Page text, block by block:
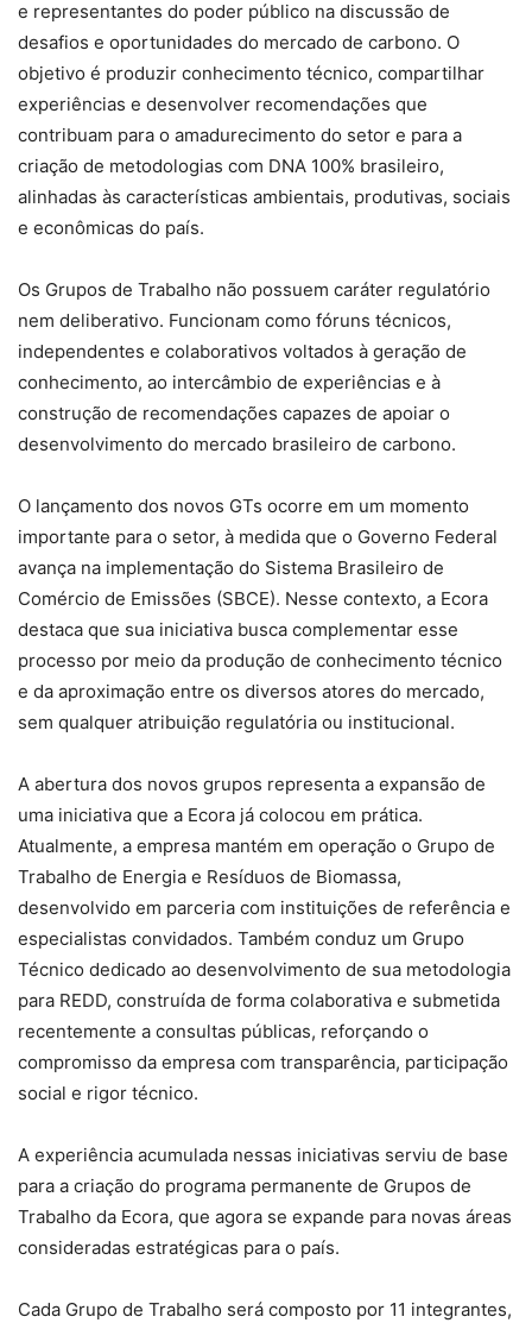
e representantes do poder público na discussão de
desafios e oportunidades do mercado de carbono. O
objetivo é produzir conhecimento técnico, compartilhar
experiências e desenvolver recomendações que
contribuam para o amadurecimento do setor e para a
criação de metodologias com DNA 100% brasileiro,
alinhadas às características ambientais, produtivas, sociais
e econômicas do país.
Os Grupos de Trabalho não possuem caráter regulatório
nem deliberativo. Funcionam como fóruns técnicos,
independentes e colaborativos voltados à geração de
conhecimento, ao intercâmbio de experiências e à
construção de recomendações capazes de apoiar o
desenvolvimento do mercado brasileiro de carbono.
O lançamento dos novos GTs ocorre em um momento
importante para o setor, à medida que o Governo Federal
avança na implementação do Sistema Brasileiro de
Comércio de Emissões (SBCE). Nesse contexto, a Ecora
destaca que sua iniciativa busca complementar esse
processo por meio da produção de conhecimento técnico
e da aproximação entre os diversos atores do mercado,
sem qualquer atribuição regulatória ou institucional.
A abertura dos novos grupos representa a expansão de
uma iniciativa que a Ecora já colocou em prática.
Atualmente, a empresa mantém em operação o Grupo de
Trabalho de Energia e Resíduos de Biomassa,
desenvolvido em parceria com instituições de referência e
especialistas convidados. Também conduz um Grupo
Técnico dedicado ao desenvolvimento de sua metodologia
para REDD, construída de forma colaborativa e submetida
recentemente a consultas públicas, reforçando o
compromisso da empresa com transparência, participação
social e rigor técnico.
A experiência acumulada nessas iniciativas serviu de base
para a criação do programa permanente de Grupos de
Trabalho da Ecora, que agora se expande para novas áreas
consideradas estratégicas para o país.
Cada Grupo de Trabalho será composto por 11 integrantes,